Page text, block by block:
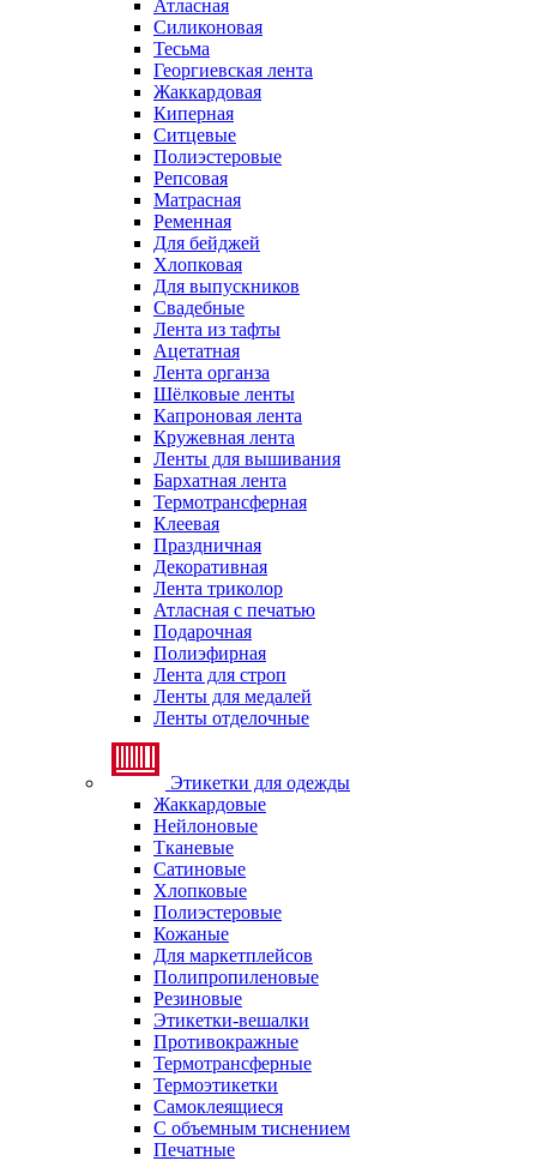
Атласная
Силиконовая
Тесьма
Георгиевская лента
Жаккардовая
Киперная
Ситцевые
Полиэстеровые
Репсовая
Матрасная
Ременная
Для бейджей
Хлопковая
Для выпускников
Свадебные
Лента из тафты
Ацетатная
Лента органза
Шёлковые ленты
Капроновая лента
Кружевная лента
Ленты для вышивания
Бархатная лента
Термотрансферная
Клеевая
Праздничная
Декоративная
Лента триколор
Атласная с печатью
Подарочная
Полиэфирная
Лента для строп
Ленты для медалей
Ленты отделочные
Этикетки для одежды
Жаккардовые
Нейлоновые
Тканевые
Сатиновые
Хлопковые
Полиэстеровые
Кожаные
Для маркетплейсов
Полипропиленовые
Резиновые
Этикетки-вешалки
Противокражные
Термотрансферные
Термоэтикетки
Самоклеящиеся
С объемным тиснением
Печатные